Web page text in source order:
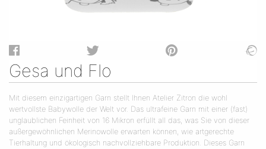
Gesa und Flo
Mit diesem einzigartigen Garn stellt Ihnen Atelier Zitron die wohl
wertvollste Babywolle der Welt vor. Das ultrafeine Garn mit einer (fast)
unglaublichen Feinheit von 16 Mikron erfüllt all das, was Sie von dieser
außergewöhnlichen Merinowolle erwarten können, wie artgerechte
Tierhaltung und ökologisch nachvollziehbare Produktion. Dieses Garn